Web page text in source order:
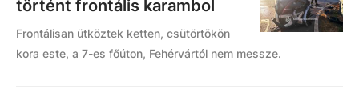
történt frontális karambol
Frontálisan ütköztek ketten, csütörtökön
kora este, a 7-es főúton, Fehérvártól nem messze.